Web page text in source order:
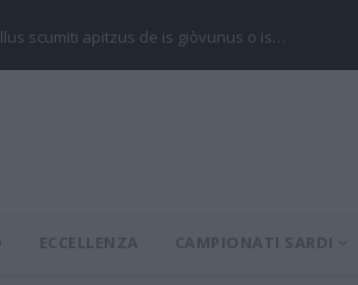
scumiti apitzus de is giòvunus o is…
ECCELLENZA CAMPIONATI SARDI